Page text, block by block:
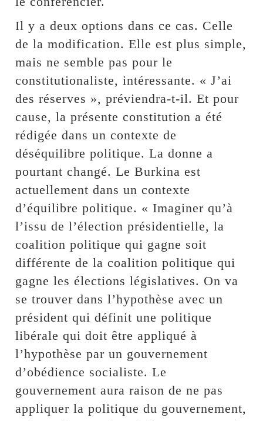
Il y a deux options dans ce cas. Celle
de la modification. Elle est plus simple,
mais ne semble pas pour le
constitutionaliste, intéressante. « J’ai
des réserves », préviendra-t-il. Et pour
cause, la présente constitution a été
rédigée dans un contexte de
déséquilibre politique. La donne a
pourtant changé. Le Burkina est
actuellement dans un contexte
d’équilibre politique. « Imaginer qu’à
l’issu de l’élection présidentielle, la
coalition politique qui gagne soit
différente de la coalition politique qui
gagne les élections législatives. On va
se trouver dans l’hypothèse avec un
président qui définit une politique
libérale qui doit être appliqué à
l’hypothèse par un gouvernement
d’obédience socialiste. Le
gouvernement aura raison de ne pas
appliquer la politique du gouvernement,